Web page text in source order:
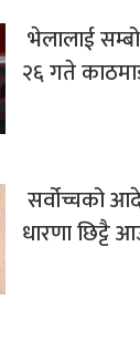
भेलालाई
२६ गते
सर्वोच्चको
धारणा छिट्टै